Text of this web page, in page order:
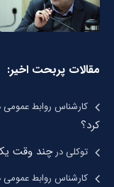
مقالات پربحت اخیر:
کارشناس روابط عمومی
کرد؟
توکلیدرچند وقت
کارشناس روابط عمومی